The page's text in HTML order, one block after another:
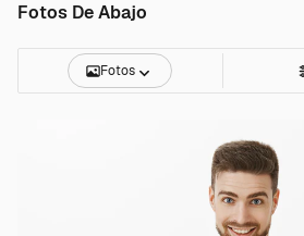
Fotos De Abajo
Fotos